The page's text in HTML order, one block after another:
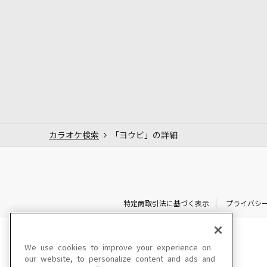
カラオケ検索 「ヨウビ」の詳細
特定商取引法に基づく表示 プライバシ
We use cookies to improve your experience on
our website, to personalize content and ads and